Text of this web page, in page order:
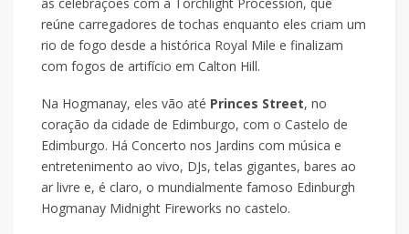
reúne carregadores de tochas enquanto eles criam um
rio de fogo desde a histórica Royal Mile e finalizam
com fogos de artifício em Calton Hill.
Na Hogmanay, eles vão até Princes Street, no
coração da cidade de Edimburgo, com o Castelo de
Edimburgo. Há Concerto nos Jardins com música e
entretenimento ao vivo, DJs, telas gigantes, bares ao
ar livre e, é claro, o mundialmente famoso Edinburgh
Hogmanay Midnight Fireworks no castelo.